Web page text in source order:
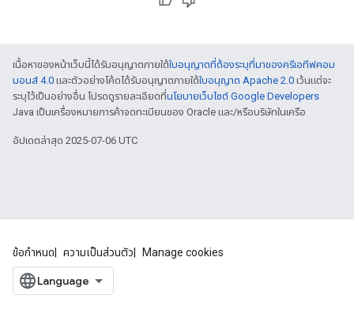
เนื้อหาของหน้าเว็บนี้ได้รับอนุญาตภายใต้ใบอนุญาตที่ต้องระบุที่มาของครีเอทีฟคอม
มอนส์ 4.0 และตัวอย่างโค้ดได้รับอนุญาตภายใต้ใบอนุญาต Apache 2.0 เว้นแต่จะ
ระบุไว้เป็นอย่างอื่น โปรดดูรายละเอียดที่นโยบายเว็บไซต์ Google Developers
Java เป็นเครื่องหมายการค้าจดทะเบียนของ Oracle และ/หรือบริษัทในเครือ
อัปเดตล่าสุด 2025-07-06 UTC
ข้อกำหนด ความเป็นส่วนตัว Manage cookies